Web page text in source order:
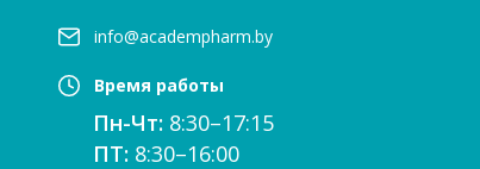
info@academpharm.by
Время работы
Пн-Чт: 8:30–17:15
ПТ: 8:30–16:00